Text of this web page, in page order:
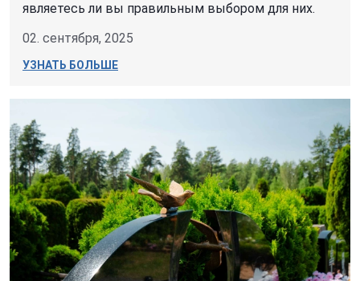
являетесь ли вы правильным выбором для них.
02. сентября, 2025
УЗНАТЬ БОЛЬШЕ